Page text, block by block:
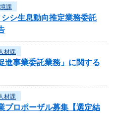
課
シ生息動向推定業務委託
材課
進事業委託業務」に関する
材課
プロポーザル募集【選定結